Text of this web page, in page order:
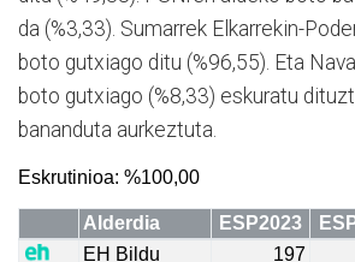
da (%3,33). Sumarrek Elkarrekin-
boto gutxiago ditu (%96,55). Eta
boto gutxiago (%8,33) eskuratu
bananduta aurkeztuta.